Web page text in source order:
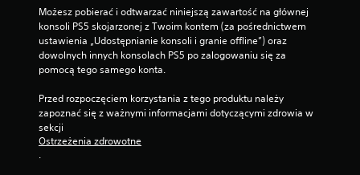
Możesz pobierać i odtwarzać niniejszą zawartość na głównej
konsoli PS5 skojarzonej z Twoim kontem (za pośrednictwem
ustawienia „Udostępnianie konsoli i granie offline”) oraz
dowolnych innych konsolach PS5 po zalogowaniu się za
pomocą tego samego konta.
Przed rozpoczęciem korzystania z tego produktu należy
zapoznać się z ważnymi informacjami dotyczącymi zdrowia w
sekcji
Ostrzeżenia zdrowotne
.